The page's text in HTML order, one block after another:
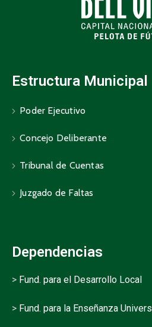
Estructura Municipal
Poder Ejecutivo
Concejo Deliberante
Tribunal de Cuentas
Juzgado de Faltas
Dependencias
> Fund. para el Desarrollo Local
> Fund. para la Enseñanza